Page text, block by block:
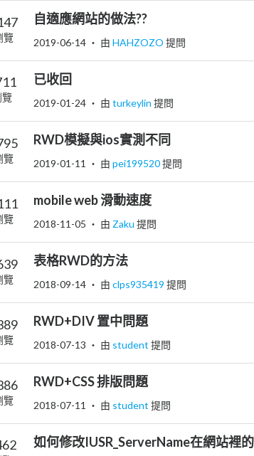
覽
自適應網站的做法??
2019-06-14 ‧ 由 HAHZOZO 提問
覽
已收回
2019-01-24 ‧ 由 turkeylin 提問
覽
RWD模擬與ios實測不同
2019-01-11 ‧ 由 pei199520提問
覽
mobile web 滑動速度
2018-11-05 ‧ 由 Zaku 提問
覽
表格RWD的方法
2018-09-14 ‧ 由 clps935419 提問
覽
RWD+DIV 置中問題
2018-07-13 ‧ 由 student 提問
覽
RWD+CSS 排版問題
2018-07-11 ‧ 由 student 提問
如何修改IUSR_ServerName在網站裡